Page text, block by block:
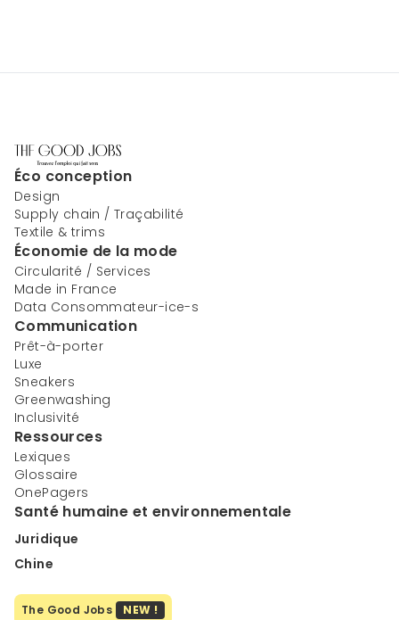
Éco conception
Design
Supply chain / Traçabilité
Textile & trims
Économie de la mode
Circularité / Services
Made in France
Data Consommateur-ice-s
Communication
Prêt-à-porter
Luxe
Sneakers
Greenwashing
Inclusivité
Ressources
Lexiques
Glossaire
OnePagers
Santé humaine et environnementale
Juridique
Chine
The Good Jobs NEW !